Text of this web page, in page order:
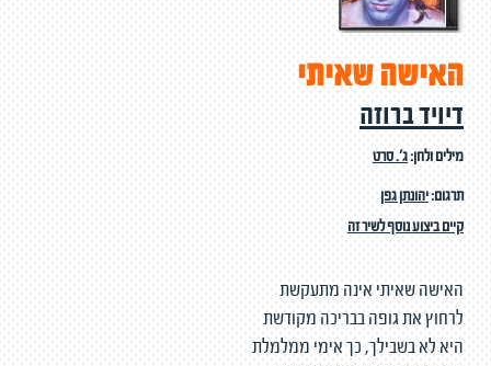
האישה שאיתי
דיויד ברוזה
מילים ולחן:ג'. סרט
תרגום:יהונתן גפן
קיים ביצוע נוסף לשיר זה
האישה שאיתי אינה מתעקשת
לרחוץ את גופה בבריכה מקודשת
היא לא בשבילך, כך אימי ממלמלת